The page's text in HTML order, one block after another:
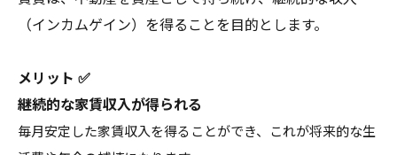
（インカムゲイン）を得ることを目的とします。
メリット ✅
継続的な家賃収入が得られる
毎月安定した家賃収入を得ることができ、これが将来的な生